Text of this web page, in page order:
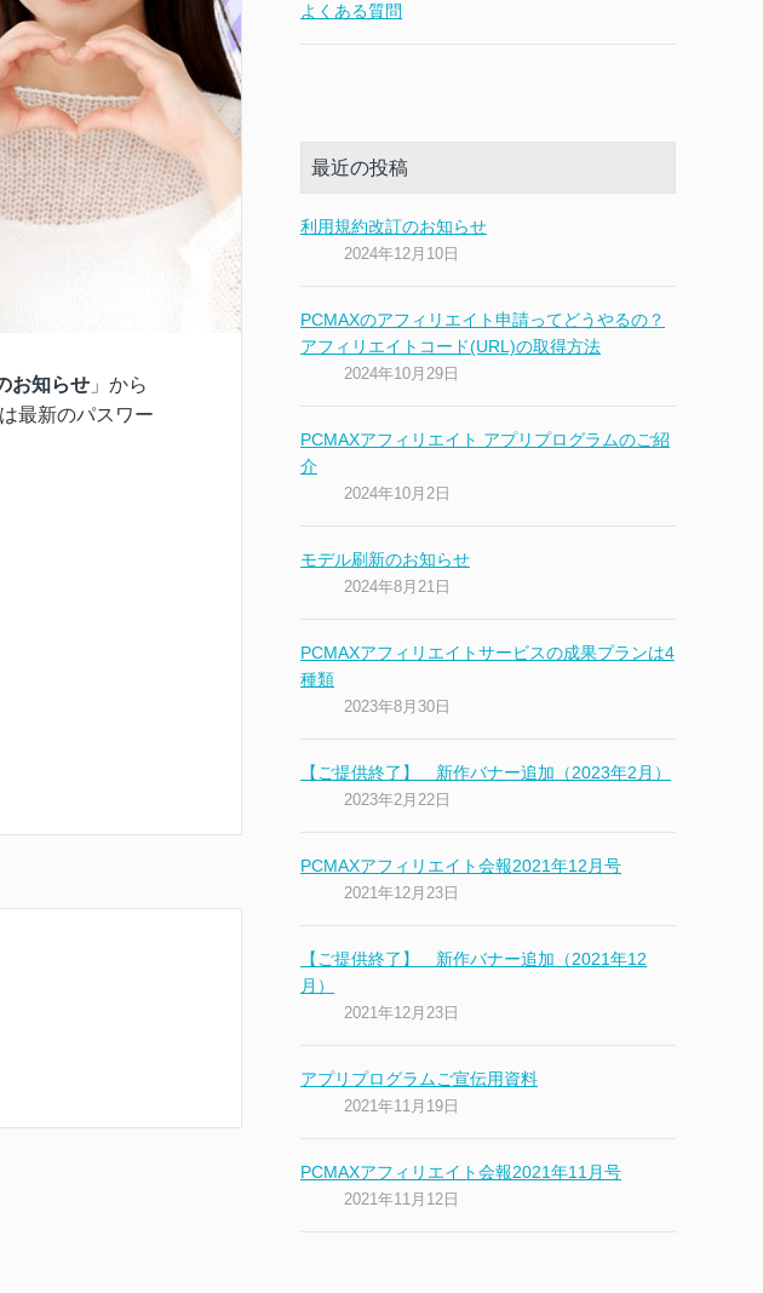
お知らせ 」から
最新のパスワー
よくある質問
最近の投稿
利用規約改訂のお知らせ
2024年12月10日
PCMAXのアフィリエイト申請ってどうやるの？
アフィリエイトコード(URL)の取得方法
2024年10月29日
PCMAXアフィリエイト アプリプログラムのご紹
介
2024年10月2日
モデル刷新のお知らせ
2024年8月21日
PCMAXアフィリエイトサービスの成果プランは4
種類
2023年8月30日
【ご提供終了】 新作バナー追加（2023年2月）
2023年2月22日
PCMAXアフィリエイト会報2021年12月号
2021年12月23日
【ご提供終了】 新作バナー追加（2021年12
月）
2021年12月23日
アプリプログラムご宣伝用資料
2021年11月19日
PCMAXアフィリエイト会報2021年11月号
2021年11月12日